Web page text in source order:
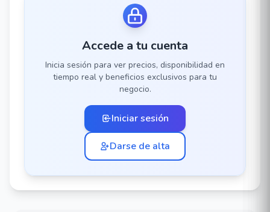
Accede a tu cuenta
Inicia sesión para ver precios, disponibilidad en
tiempo real y beneficios exclusivos para tu
negocio.
Iniciar sesión
Darse de alta